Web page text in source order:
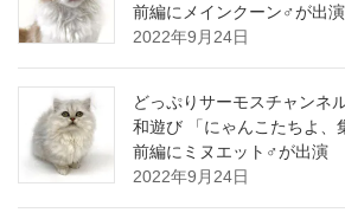
前編にメインクーン♂が出演
2022年9月24日
どっぷりサーモスチャンネ
和遊び 「にゃんこたちよ、
前編にミヌエット♂が出演
2022年9月24日